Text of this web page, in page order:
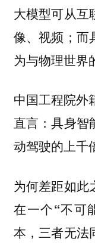
大模型可从互
像、视频；而
为与物理世界
中国工程院外
直言：具身智
动驾驶的上千
为何差距如此
在一个“不
本，三者无法